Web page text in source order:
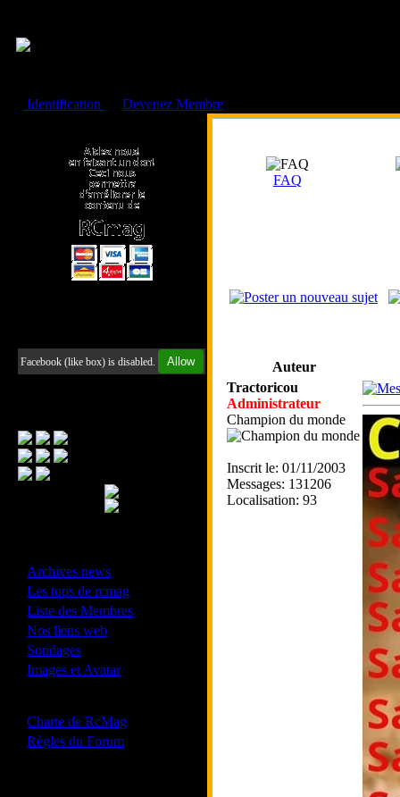
Identification
Devenez Membre
Facebook (like box) is disabled. Allow
Archives news
Les tops de rcmag
Liste des Membres
Nos liens web
Sondages
Images et Avatar
Charte de RcMag
Règles du Forum
FAQ
Auteur
Tractoricou
Administrateur
Champion du monde
Inscrit le: 01/11/2003
Messages: 131206
Localisation: 93